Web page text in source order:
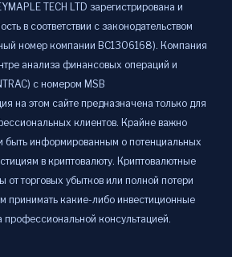
TECH LTD зарегистрирована и
в соответствии с законодательством
номер компании BC1306168). Компания
анализа финансовых операций и
с номером MSB
на этом сайте предназначена только для
клиентов. Крайне важно
быть информированным о потенциальных
в криптовалюту. Криптовалютные
торговых убытков или полной потери
принимать какие-либо инвестиционные
профессиональной консультацией.